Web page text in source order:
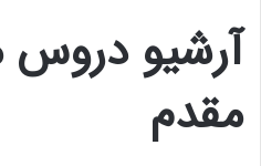
آرشیو
مقدم